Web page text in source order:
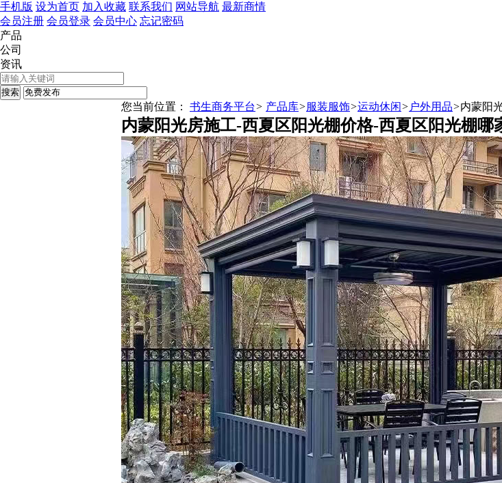
手机版 设为首页 加入收藏 联系我们 网站导航 最新商情
会员注册 会员登录 会员中心 忘记密码
产品
公司
资讯
您当前位置： 书生商务平台> 产品库>服装服饰>运动休闲> 户外用品>内蒙阳
内蒙阳光房施工-西夏区阳光棚价格-西夏区阳光棚哪